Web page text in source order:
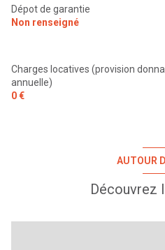
Dépot de garantie
Non renseigné
Charges locatives (provision
annuelle)
0 €
AUTOUR
Découvrez